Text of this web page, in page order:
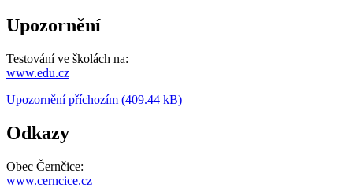
Upozornění
Testování ve školách na:
www.edu.cz
Upozornění příchozím (409.44 kB)
Odkazy
Obec Černčice:
www.cerncice.cz